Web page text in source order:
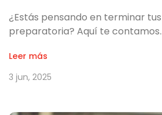
¿Estás pensando en terminar
preparatoria? Aquí te
Leer más
3 jun, 2025